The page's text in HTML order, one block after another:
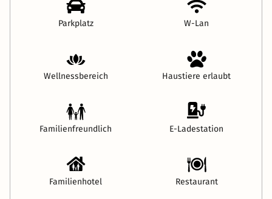
Parkplatz W-Lan
Wellnessbereich Haustiere erlaubt
Familienfreundlich E-Ladestation
Familienhotel Restaurant